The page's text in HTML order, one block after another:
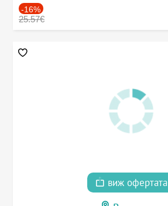
-16%
25.57€
виж офертата